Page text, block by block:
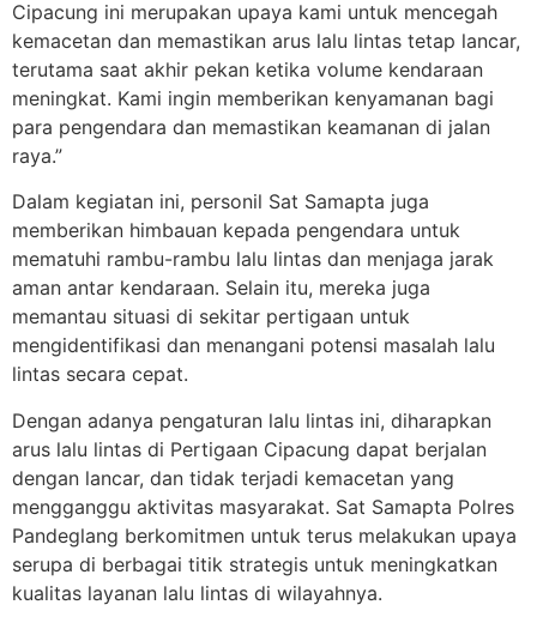
Cipacung ini merupakan upaya kami untuk mencegah
kemacetan dan memastikan arus lalu lintas tetap lancar,
terutama saat akhir pekan ketika volume kendaraan
meningkat. Kami ingin memberikan kenyamanan bagi
para pengendara dan memastikan keamanan di jalan
raya.”
Dalam kegiatan ini, personil Sat Samapta juga
memberikan himbauan kepada pengendara untuk
mematuhi rambu-rambu lalu lintas dan menjaga jarak
aman antar kendaraan. Selain itu, mereka juga
memantau situasi di sekitar pertigaan untuk
mengidentifikasi dan menangani potensi masalah lalu
lintas secara cepat.
Dengan adanya pengaturan lalu lintas ini, diharapkan
arus lalu lintas di Pertigaan Cipacung dapat berjalan
dengan lancar, dan tidak terjadi kemacetan yang
mengganggu aktivitas masyarakat. Sat Samapta Polres
Pandeglang berkomitmen untuk terus melakukan upaya
serupa di berbagai titik strategis untuk meningkatkan
kualitas layanan lalu lintas di wilayahnya.